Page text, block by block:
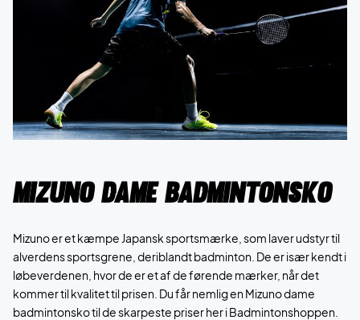
Mizuno dame badmintonsko
Mizuno er et kæmpe Japansk sportsmærke, som laver udstyr til
alverdens sportsgrene, deriblandt badminton. De er især kendt i
løbeverdenen, hvor de er et af de førende mærker, når det
kommer til kvalitet til prisen. Du får nemlig en Mizuno dame
badmintonsko til de skarpeste priser her i Badmintonshoppen.